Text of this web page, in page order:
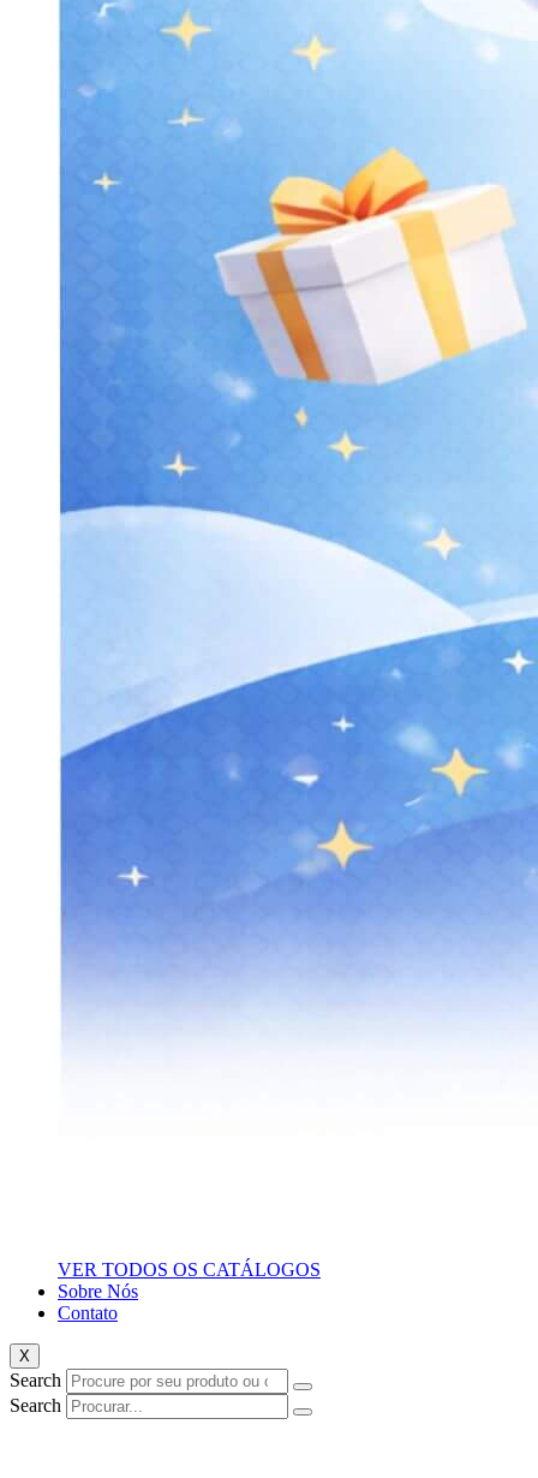
VER TODOS OS CATÁLOGOS
Sobre Nós
Contato
X
Search
Search